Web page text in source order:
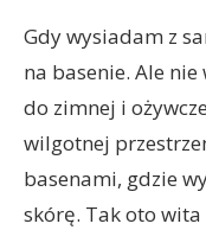
Gdy wysiadam z
na basenie. Ale
do zimnej i
wilgotnej
basenami, gdzie
skórę. Tak oto